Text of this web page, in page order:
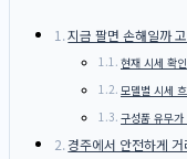
지금 팔면 손해일까
현재 시세 확
모델별 시세
구성품 유무
경주에서 안전하게